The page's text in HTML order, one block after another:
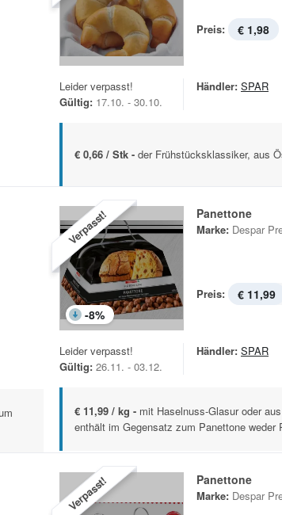
Preis: € 1,98
Leider verpasst!
Gültig: 17.10. - 30.10.
Händler: SPAR
€ 0,66 / Stk - der Frühstücksklassiker, aus
Verpasst!
-8%
Panettone
Marke: Despar
Preis: € 11,99
Leider verpasst!
Gültig: 26.11. - 03.12.
Händler: SPAR
€ 11,99 / kg - mit Haselnuss-Glasur oder
enthält im Gegensatz zum Panettone weder
Verpasst! Panettone
Marke: Despar